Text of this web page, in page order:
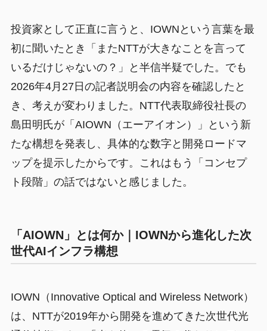
投資家として正直に言うと、IOWNという言葉を最
初に聞いたとき「またNTTが大きなことを言って
いるだけじゃないの？」と半信半疑でした。でも
2026年4月27日の記者説明会の内容を確認したと
き、考えが変わりました。NTT代表取締役社長の
島田明氏が「AIOWN（エーアイオン）」という新
たな構想を発表し、具体的な数字と開発ロードマ
ップを提示したからです。これはもう「コンセプ
ト段階」の話ではないと感じました。
「AIOWN」とは何か｜IOWNから進化した次
世代AIインフラ構想
IOWN（Innovative Optical and Wireless Network）
は、NTTが2019年から開発を進めてきた次世代光